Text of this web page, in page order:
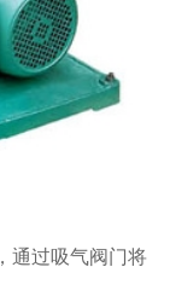
过吸气阀门将